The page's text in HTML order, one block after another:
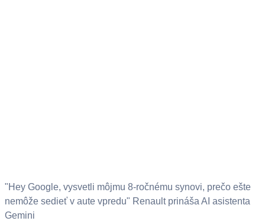
"Hey Google, vysvetli môjmu 8-ročnému synovi, prečo ešte
nemôže sedieť v aute vpredu" Renault prináša AI asistenta
Gemini